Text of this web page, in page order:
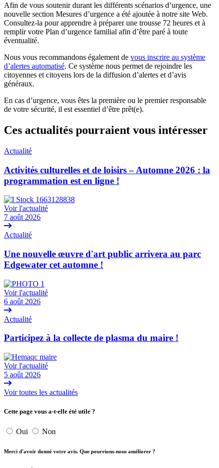
Afin de vous soutenir durant les différents scénarios d’urgence, une
nouvelle section Mesures d’urgence a été ajoutée à notre site Web.
Consultez-la pour apprendre à préparer une trousse 72 heures et à
remplir votre Plan d’urgence familial afin d’être paré à toute
éventualité.
Nous vous recommandons également de vous inscrire au système
d’alertes automatisé. Ce système nous permet de rejoindre les
citoyennes et citoyens lors de la diffusion d’alertes et d’avis
généraux.
En cas d’urgence, vous êtes la première ou le premier responsable
de votre sécurité, il est essentiel d’être prêt(e).
Ces actualités pourraient vous intéresser
Actualité
Activités culturelles et de loisirs – Automne 2026 : la
programmation est en ligne !
Voir l'actualité
7 août 2026
Actualité
Une nouvelle œuvre d'art public arrivera au parc
Edgewater cet automne !
Voir l'actualité
6 août 2026
Actualité
Participez à la collecte de plasma du maire !
Voir l'actualité
5 août 2026
Voir toutes les actualités
Cette page vous a-t-elle été utile ?
Oui Non
Merci d'avoir donné votre avis. Que pourrions-nous améliorer ?